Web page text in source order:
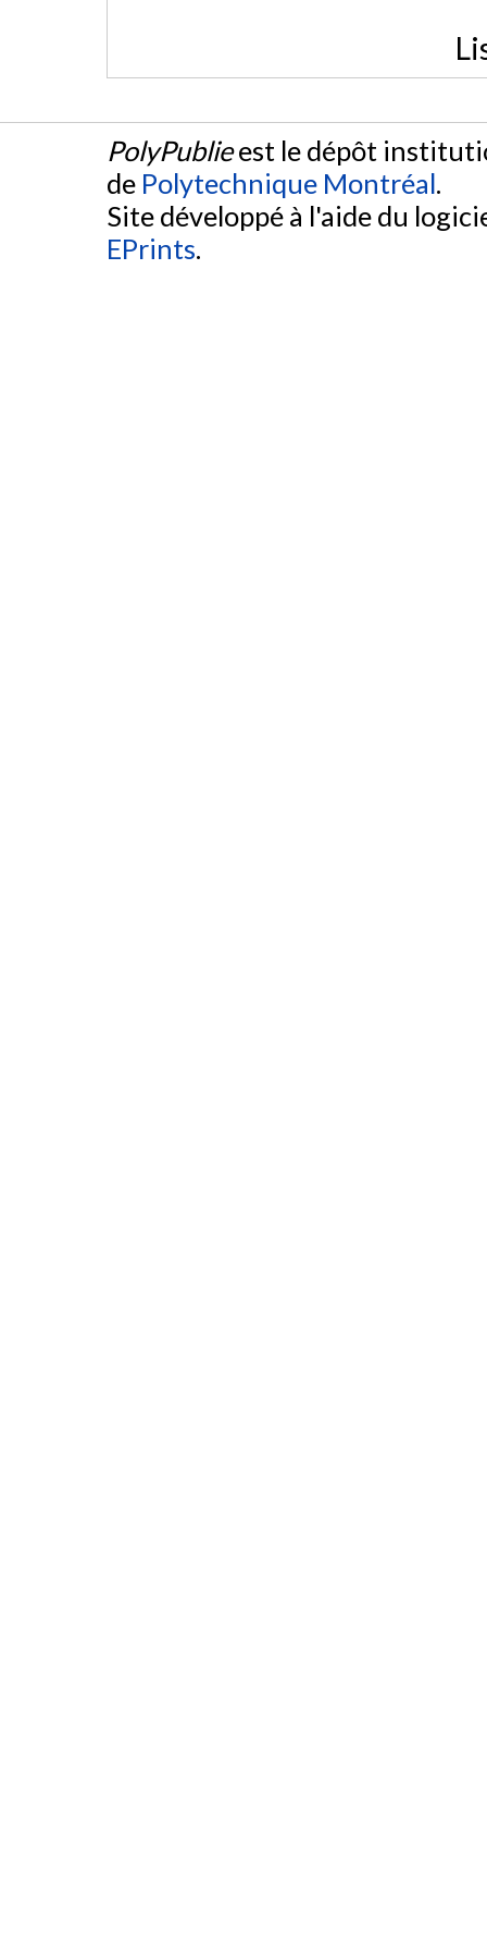
PolyPublieest le dépôt
de Polytechnique Montréal.
Site développé à l'aide du
EPrints.